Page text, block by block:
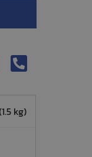
kg)